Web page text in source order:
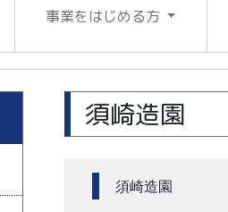
事業をはじめる方
須崎造園
須崎造園